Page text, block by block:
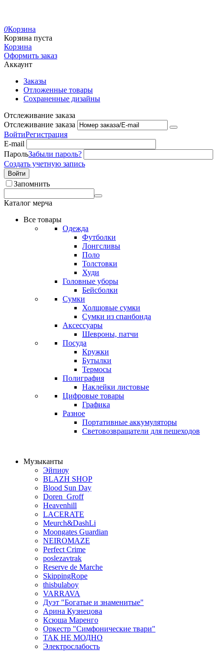
0Корзина
Корзина пуста
Корзина
Оформить заказ
Аккаунт
Заказы
Отложенные товары
Сохраненные дизайны
Отслеживание заказа
Отслеживание заказа
ВойтиРегистрация
E-mail
ПарольЗабыли пароль?
Создать учетную запись
Войти
Запомнить
Каталог мерча
Все товары
Одежда
Футболки
Лонгсливы
Поло
Толстовки
Худи
Головные уборы
Бейсболки
Сумки
Холщовые сумки
Сумки из спанбонда
Аксессуары
Шевроны, патчи
Посуда
Кружки
Бутылки
Термосы
Полиграфия
Наклейки листовые
Цифровые товары
Графика
Разное
Портативные аккумуляторы
Световозвращатели для пешеходов
Музыканты
Эйпиоу
BLAZH SHOP
Blood Sun Day
Doren_Groff
Heavenhill
LACERATE
Meurch&DashLi
Moongates Guardian
NEIROMAZE
Perfect Crime
poslezavtrak
Reserve de Marche
SkippingRope
thisbulaboy
VARRAVA
Дуэт "Богатые и знаменитые"
Арина Кузнецова
Ксюша Маренго
Оркестр "Симфонические твари"
ТАК НЕ МОДНО
Электрослабость